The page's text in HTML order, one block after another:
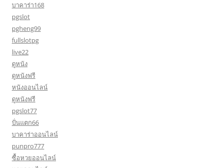
บาคาร่า168
pgslot
pgheng99
fullslotpg
live22
ดูหนัง
ดูหนังฟรี
หนังออนไลน์
ดูหนังฟรี
pgslot77
ปั่นแตก66
บาคาร่าออนไลน์
punpro777
ซื้อหวยออนไลน์